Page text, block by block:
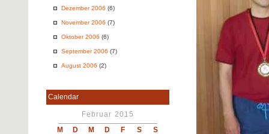
Dezember 2006 (6)
November 2006 (7)
Oktober 2006 (6)
September 2006 (7)
August 2006 (2)
Calendar
Februar 2015
M D M D F S S